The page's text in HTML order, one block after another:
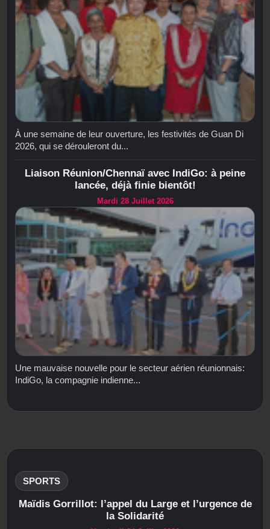
À une semaine de leur ouverture, les festivités de Guan Di
2026, qui se dérouleront du...
Liaison Réunion/Chennaï avec IndiGo: à peine
lancée, déjà finie bientôt!
Mardi 28 Juillet 2026
Une mauvaise nouvelle pour le secteur aérien réunionnais:
IndiGo, la compagnie indienne...
SPORTS
Maïdis Gorrillot: l’appel du Large et l’urgence de
la Solidarité